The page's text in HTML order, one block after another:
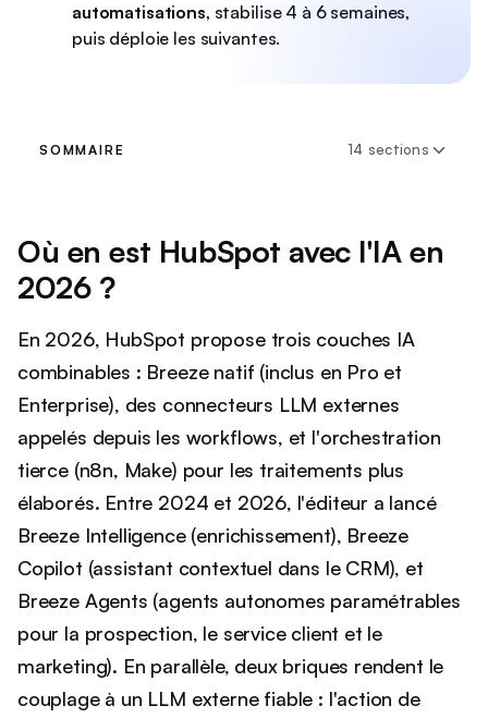
automatisations, stabilise 4 à 6 semaines,
puis déploie les suivantes.
SOMMAIRE 14 sections
Où en est HubSpot avec l'IA en
2026 ?
En 2026, HubSpot propose trois couches IA
combinables : Breeze natif (inclus en Pro et
Enterprise), des connecteurs LLM externes
appelés depuis les workflows, et l'orchestration
tierce (n8n, Make) pour les traitements plus
élaborés. Entre 2024 et 2026, l'éditeur a lancé
Breeze Intelligence (enrichissement), Breeze
Copilot (assistant contextuel dans le CRM), et
Breeze Agents (agents autonomes paramétrables
pour la prospection, le service client et le
marketing). En parallèle, deux briques rendent le
couplage à un LLM externe fiable : l'action de